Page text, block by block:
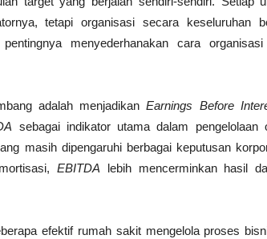
tetapi organisasi secara keseluruhan
menyederhanakan cara
adalah menjadikanEarnings Before
sebagai indikator utama dalam pengelolaan
masih dipengaruhi berbagai keputusan
EBITDA lebih mencerminkan hasil
efektif rumah sakit mengelola proses